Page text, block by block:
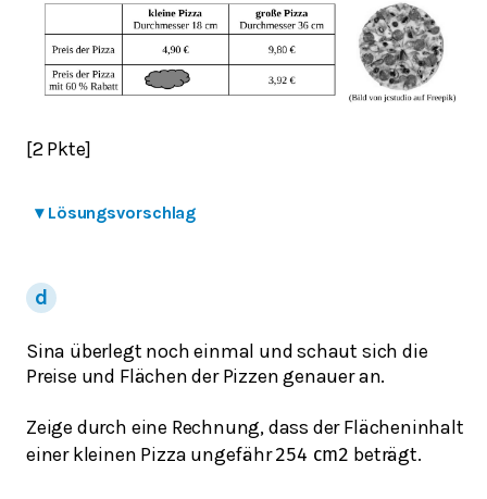
[2 Pkte]
▾ Lösungsvorschlag
Sina überlegt noch einmal und schaut sich die
Preise und Flächen der Pizzen genauer an.
Zeige durch eine Rechnung, dass der Flächeninhalt
einer kleinen Pizza ungefähr254 cm2 beträgt.